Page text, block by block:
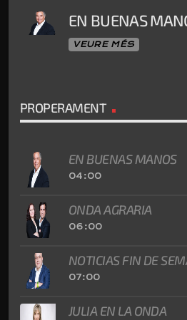
EN BUENAS
VEURE MÉS
PROPERAMENT
EN BUENAS MANOS
04:00
ONDA AGRARIA
06:00
NOTICIAS FIN DE
07:00
JULIA EN LA ONDA